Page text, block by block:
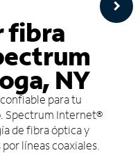
fibra
NY
para tu
Spectrum Internet®
de fibra óptica y
líneas coaxiales.